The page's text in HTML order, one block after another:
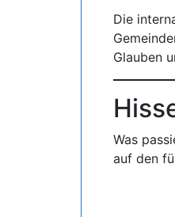
Die
Glauben
Was
auf den